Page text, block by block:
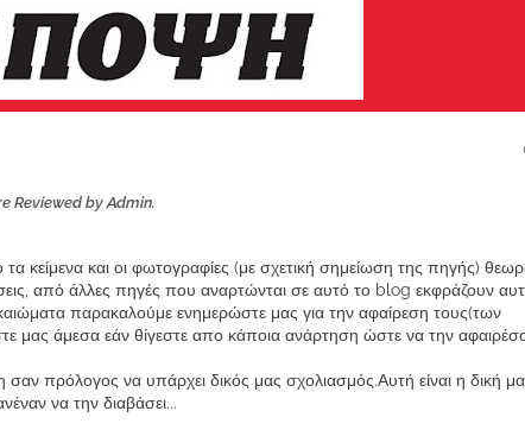
Reviewed by Admin.
τα κείμενα και οι φωτογραφίες (με σχετική σημείωση της πηγής)
από άλλες πηγές που αναρτώνται σε αυτό το blog εκφράζουν
παρακαλούμε ενημερώστε μας για την αφαίρεση τους(των
μας άμεσα εάν θίγεστε απο κάποια ανάρτηση ώστε να την
πρόλογος να υπάρχει δικός μας σχολιασμός.Αυτή είναι η δική
να την διαβάσει...